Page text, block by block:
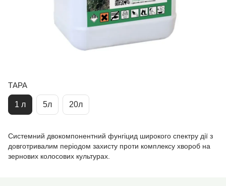
ТАРА
1 л 5л 20л
Системний двокомпонентний фунгіцид широкого спектру дії з
довготривалим періодом захисту проти комплексу хвороб на
зернових колосових культурах.